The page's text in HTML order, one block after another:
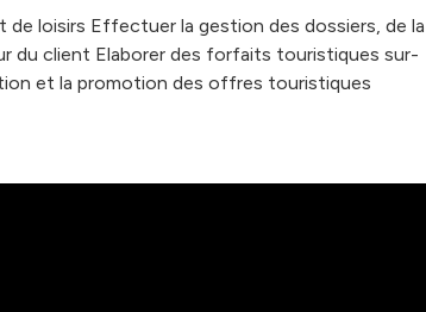
loisirs Effectuer la gestion des dossiers, de la
du client Elaborer des forfaits touristiques sur-
et la promotion des offres touristiques